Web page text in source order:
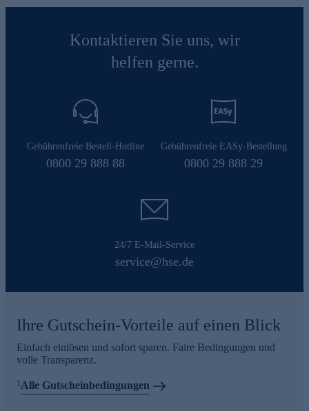
Kontaktieren Sie uns, wir
helfen gerne.
Gebührenfreie Bestell-Hotline
0800 29 888 88
Gebührenfreie EASy-Bestellung
0800 29 888 29
24/7 E-Mail-Service
service@hse.de
Ihre Gutschein-Vorteile auf einen Blick
Einfach einlösen und sofort sparen. Faire Bedingungen und
volle Transparenz.
1 Alle Gutscheinbedingungen